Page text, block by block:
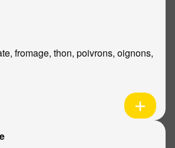
fromage, thon, poivrons, oignons,